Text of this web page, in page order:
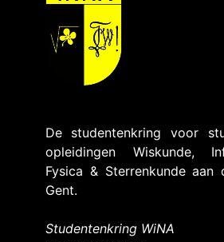
De studentenkring voor
opleidingen Wiskunde,
Fysica & Sterrenkunde aan
Gent.
Studentenkring WiNA